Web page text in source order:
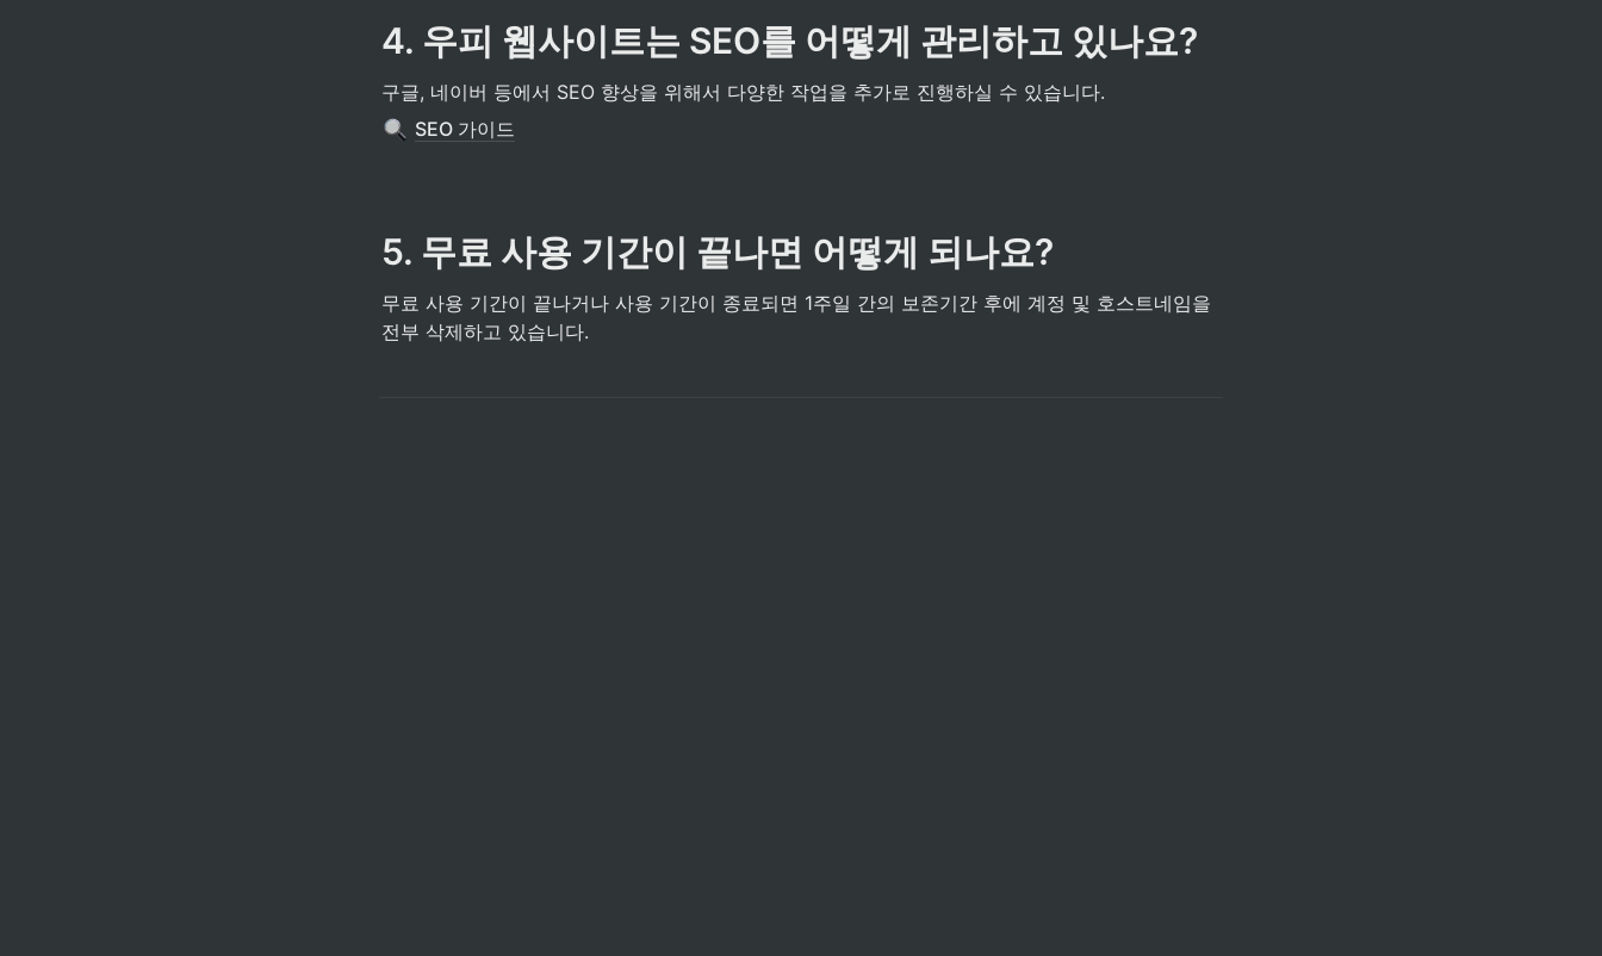
4. 우피 웹사이트는 SEO를 어떻게 관리하고 있나요?
구글, 네이버 등에서 SEO 향상을 위해서 다양한 작업을 추가로 진행하실 수 있습니다.
SEO 가이드
5. 무료 사용 기간이 끝나면 어떻게 되나요?
무료 사용 기간이 끝나거나 사용 기간이 종료되면 1주일 간의 보존기간 후에 계정 및 호스트네임을
전부 삭제하고 있습니다.